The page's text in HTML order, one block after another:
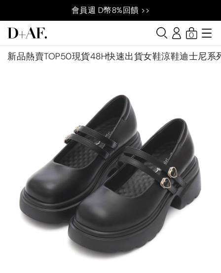
會員週 D幣8%回饋 >>
新品熱賣TOP50現貨48H快速出貨女鞋涼鞋迪士尼系
0